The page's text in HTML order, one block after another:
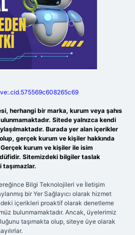
herhangi bir marka, kurum veya şahıs
Sitede yalnızca kendi
Burada yer alan içerikler
gerçek kurum ve kişiler hakkında
kurum ve kişiler ile isim
Sitemizdeki bilgiler taslak
Bilgi Teknolojileri ve İletişim
bir Yer Sağlayıcı olarak hizmet
içerikleri proaktif olarak denetleme
bulunmamaktadır. Ancak, üyelerimiz
taşımakta olup, siteye üye olarak